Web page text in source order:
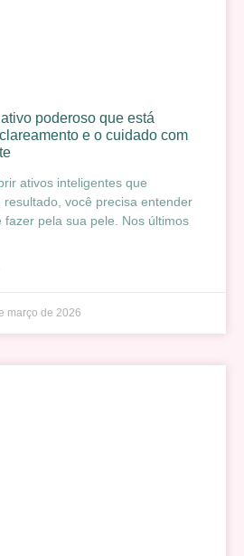
poderoso que está
e o cuidado com
ativos inteligentes que
você precisa entender
fazer pela sua pele. Nos últimos
março de 2026